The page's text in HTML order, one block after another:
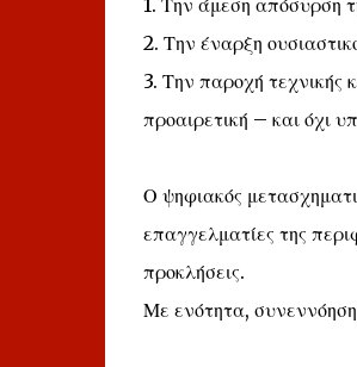
1. Την άμεση απόσυρση
2. Την έναρξη
3. Την παροχή τεχνικής
προαιρετική – και όχι
Ο ψηφιακός
επαγγελματίες της
προκλήσεις.
Με ενότητα,